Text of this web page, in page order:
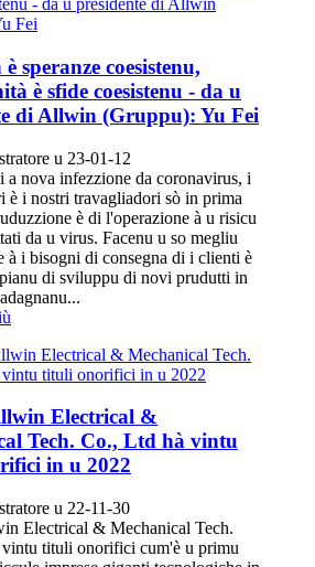
speranze coesistenu,
è sfide coesistenu - da u
di Allwin (Gruppu): Yu Fei
u 23-01-12
a nova infezzione da coronavirus, i
è i nostri travagliadori sò in prima
è di l'operazione à u risicu
da u virus. Facenu u so megliu
à i bisogni di consegna di i clienti è
di sviluppu di novi prudutti in
Electrical &
Tech. Co., Ltd hà vintu
in u 2022
u 22-11-30
Electrical & Mechanical Tech.
tituli onorifici cum'è u primu